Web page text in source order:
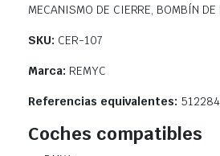
MECANISMO DE CIERRE, BOMBÍN DE
SKU: CER-107
Marca: REMYC
Referencias equivalentes:
Coches compatibles